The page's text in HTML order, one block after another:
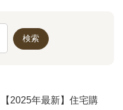
【2025年最新】住宅購